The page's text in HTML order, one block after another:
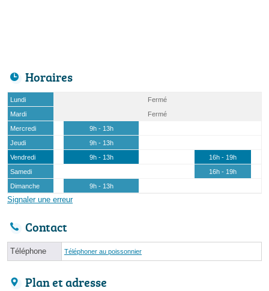
Horaires
Lundi
Fermé
Mardi
Fermé
Mercredi
9h - 13h
Jeudi
9h - 13h
Vendredi
9h - 13h
16h - 19h
Samedi
16h - 19h
Dimanche
9h - 13h
Signaler une erreur
Contact
Téléphone Téléphoner au poissonnier
Plan et adresse